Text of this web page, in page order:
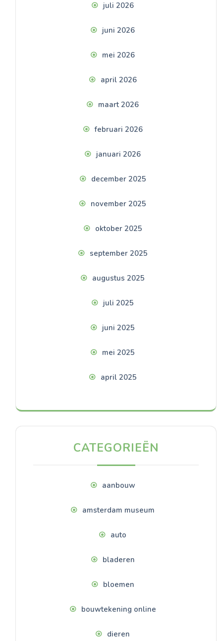
juli 2026
juni 2026
mei 2026
april 2026
maart 2026
februari 2026
januari 2026
december 2025
november 2025
oktober 2025
september 2025
augustus 2025
juli 2025
juni 2025
mei 2025
april 2025
CATEGORIEËN
aanbouw
amsterdam museum
auto
bladeren
bloemen
bouwtekening online
dieren